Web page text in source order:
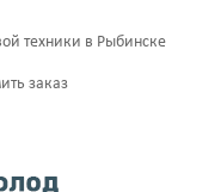
техники в Рыбинске
заказ